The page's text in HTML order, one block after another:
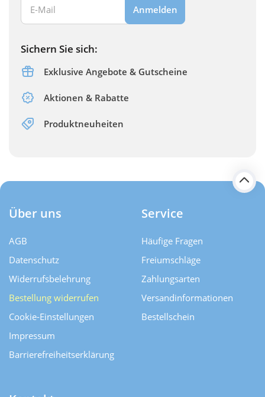
Anmelden
Sichern Sie sich:
Exklusive Angebote & Gutscheine
Aktionen & Rabatte
Produktneuheiten
Über uns
AGB
Datenschutz
Widerrufsbelehrung
Bestellung widerrufen
Cookie-Einstellungen
Impressum
Barrierefreiheitserklärung
Service
Häufige Fragen
Freiumschläge
Zahlungsarten
Versand­informationen
Bestellschein